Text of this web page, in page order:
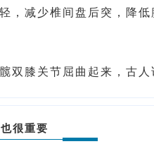
，减少椎间盘后突，降
双膝关节屈曲起来，古
很重要